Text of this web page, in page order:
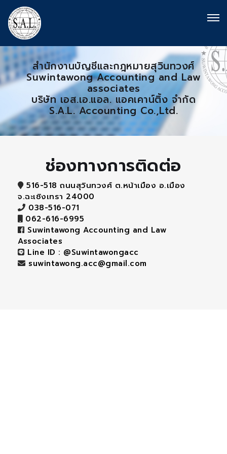
สำนักงานบัญชีและกฎหมายสุวินทวงศ์
Suwintawong Accounting and Law
associates
บริษัท เอส.เอ.แอล. แอคเคาน์ติ้ง จำกัด
S.A.L. Accounting Co.,Ltd.
ช่องทางการติดต่อ
516-518 ถนนสุวินทวงศ์ ต.หน้าเมือง อ.เมือง
จ.ฉะเชิงเทรา 24000
038-516-071
062-616-6995
Suwintawong Accounting and Law
Associates
Line ID : @Suwintawongacc
suwintawong.acc@gmail.com